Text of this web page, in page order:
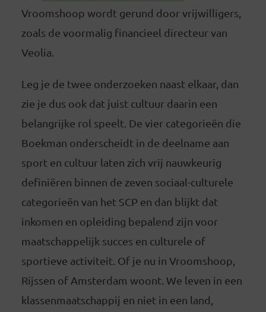
Vroomshoop wordt gerund door vrijwilligers,
zoals de voormalig financieel directeur van
Veolia.
Leg je de twee onderzoeken naast elkaar, dan
zie je dus ook dat juist cultuur daarin een
belangrijke rol speelt. De vier categorieën die
Boekman onderscheidt in de deelname aan
sport en cultuur laten zich vrij nauwkeurig
definiëren binnen de zeven sociaal-culturele
categorieën van het SCP en dan blijkt dat
inkomen en opleiding bepalend zijn voor
maatschappelijk succes en culturele of
sportieve activiteit. Of je nu in Vroomshoop,
Rijssen of Amsterdam woont. We leven in een
klassenmaatschappij en niet in een land,